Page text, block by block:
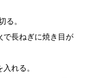
る。
で長ねぎに焼き目が
れる。